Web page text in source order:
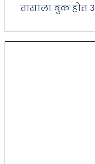
तासाला बुक होत